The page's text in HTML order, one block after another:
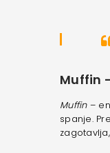
Muffin
Muffin–
spanje.